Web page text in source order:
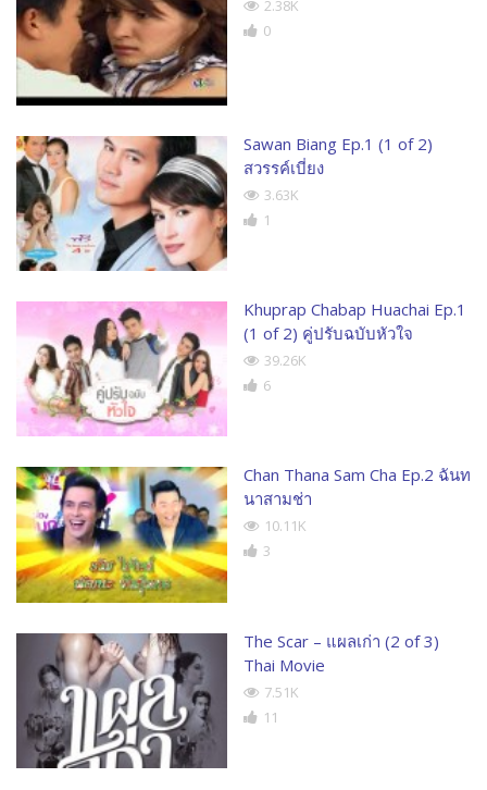
2.38K
0
Sawan Biang Ep.1 (1 of 2)
สวรรค์เบี่ยง
3.63K
1
Khuprap Chabap Huachai Ep.1
(1 of 2) คู่ปรับฉบับหัวใจ
39.26K
6
Chan Thana Sam Cha Ep.2 ฉันท
นาสามช่า
10.11K
3
The Scar – แผลเก่า (2 of 3)
Thai Movie
7.51K
11